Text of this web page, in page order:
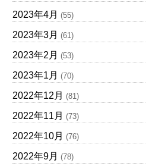
2023年4月 (55)
2023年3月 (61)
2023年2月 (53)
2023年1月 (70)
2022年12月 (81)
2022年11月 (73)
2022年10月 (76)
2022年9月 (78)